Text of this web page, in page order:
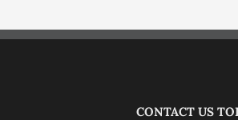
CONTACT US